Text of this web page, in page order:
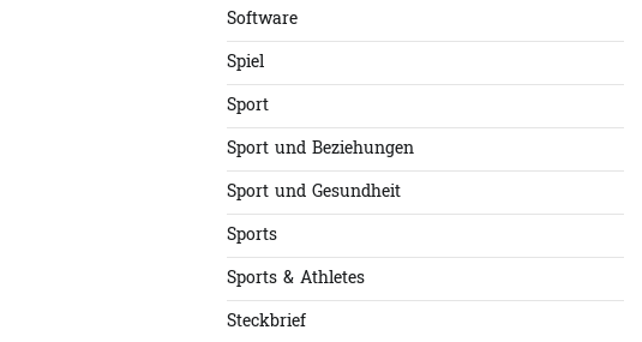
Software
Spiel
Sport
Sport und Beziehungen
Sport und Gesundheit
Sports
Sports & Athletes
Steckbrief